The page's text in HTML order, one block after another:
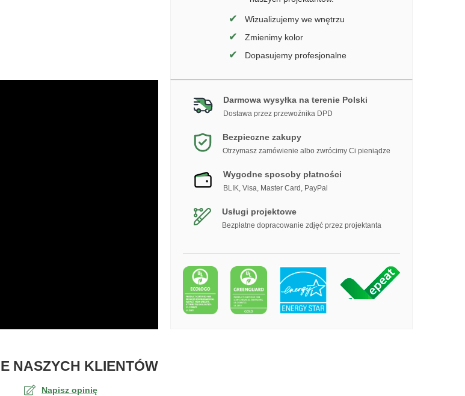
✔ Wizualizujemy we wnętrzu
✔ Zmienimy kolor
✔ Dopasujemy profesjonalne
Darmowa wysyłka na terenie Polski
Dostawa przez przewoźnika DPD
Bezpieczne zakupy
Otrzymasz zamówienie albo zwrócimy Ci pieniądze
Wygodne sposoby płatności
BLIK, Visa, Master Card, PayPal
Usługi projektowe
Bezpłatne dopracowanie zdjęć przez projektanta
NASZYCH KLIENTÓWO TAPECIE LIŚCIE PALMOWE, RYSUNEK
Napisz opinię